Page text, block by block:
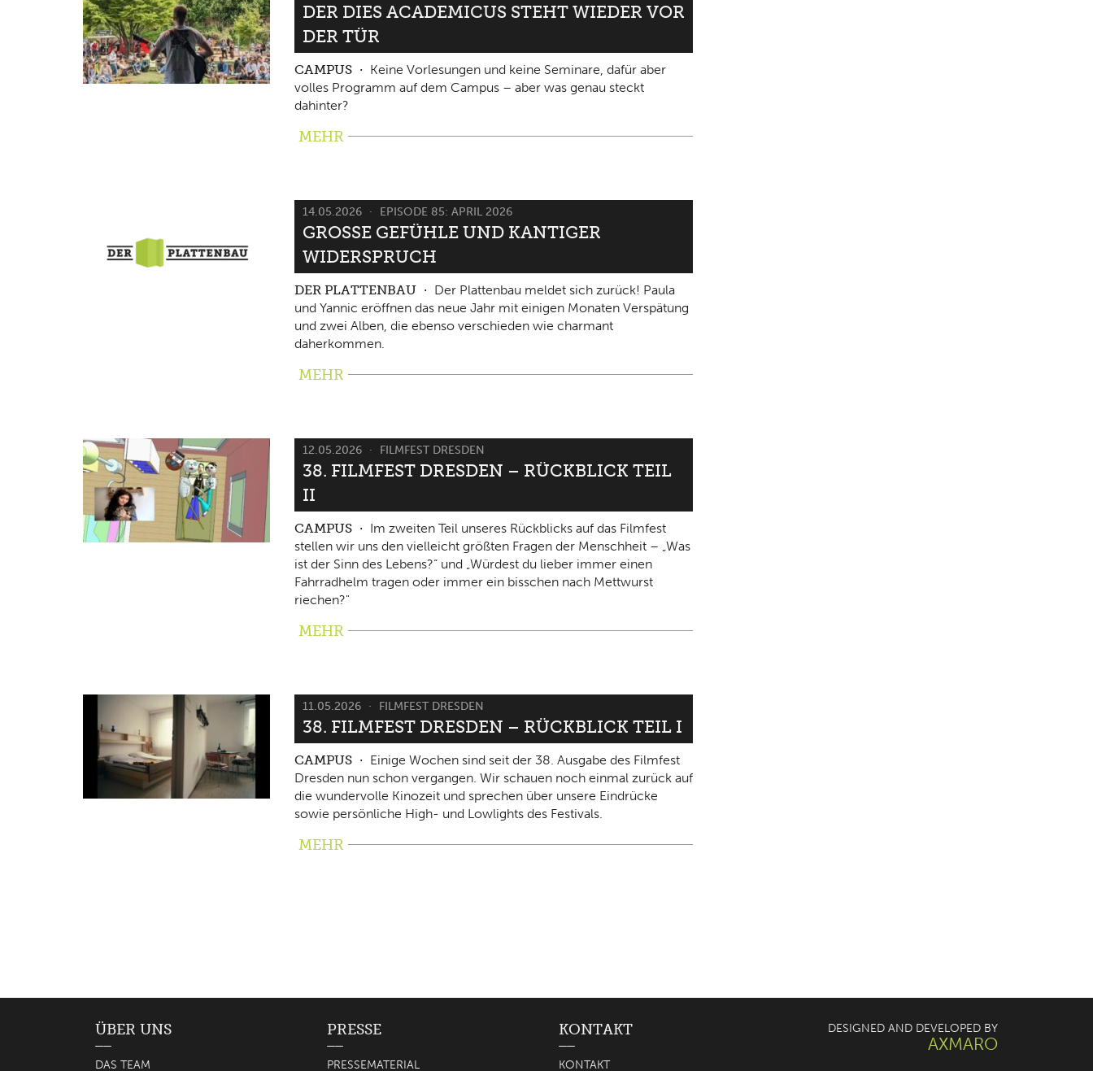
DER DIES ACADEMICUS STEHT WIEDER VOR
DER TÜR
CAMPUS
Keine Vorlesungen und keine Seminare, dafür aber
volles Programm auf dem Campus – aber was genau steckt
dahinter?
MEHR
14.05.2026 EPISODE 85: APRIL 2026
GROSSE GEFÜHLE UND KANTIGER W
IDERSPRUCH
DER PLATTENBAU
Der Plattenbau meldet sich zurück! Paula
und Yannic eröffnen das neue Jahr mit einigen Monaten Verspätung
und zwei Alben, die ebenso verschieden wie charmant
daherkommen.
MEHR
12.05.2026 FILMFEST DRESDEN
38. FILMFEST DRESDEN – RÜCKBLICK TEIL
II
CAMPUS
Im zweiten Teil unseres Rückblicks auf das Filmfest
stellen wir uns den vielleicht größten Fragen der Menschheit – „Was
ist der Sinn des Lebens?“ und „Würdest du lieber immer einen
Fahrradhelm tragen oder immer ein bisschen nach Mettwurst
riechen?"
MEHR
11.05.2026 FILMFEST DRESDEN
38. FILMFEST DRESDEN – RÜCKBLICK TEIL I
CAMPUS
Einige Wochen sind seit der 38. Ausgabe des Filmfest
Dresden nun schon vergangen. Wir schauen noch einmal zurück auf
die wundervolle Kinozeit und sprechen über unsere Eindrücke
sowie persönliche High- und Lowlights des Festivals.
MEHR
ÜBER UNS
DAS TEAM
PRESSE
PRESSEMATERIAL
KONTAKT
KONTAKT
DESIGNED AND DEVELOPED BY
AXMARO